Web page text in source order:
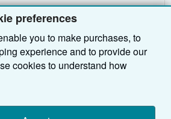
preferences
you to make purchases, to
experience and to provide our
cookies to understand how
(for example, by measuring
cookies to show relevant